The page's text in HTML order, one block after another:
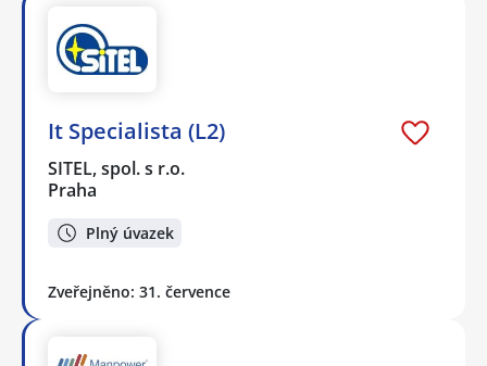
It Specialista (L2)
SITEL, spol. s r.o.
Praha
Plný úvazek
Zveřejněno: 31. července